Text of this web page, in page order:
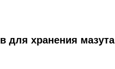
для хранения мазута